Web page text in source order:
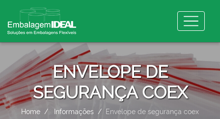
ENVELOPE DE
SEGURANÇA COEX
Home Informações Envelope de segurança coex